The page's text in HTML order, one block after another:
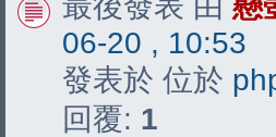
章
06-20 , 10:53
發表於 位於
回覆: 1